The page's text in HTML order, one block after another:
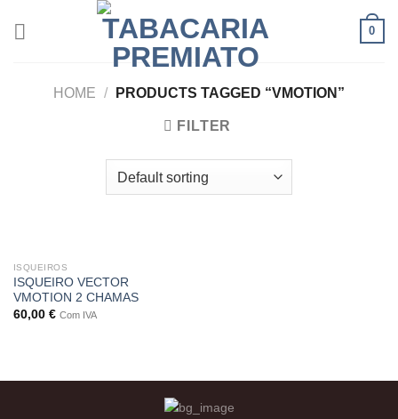
0
HOME / PRODUCTS TAGGED “VMOTION”
FILTER
ISQUEIROS
ISQUEIRO VECTOR
VMOTION 2 CHAMAS
60,00 € Com IVA